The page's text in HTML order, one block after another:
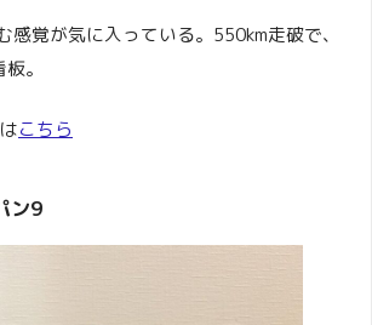
感覚が気に入っている。550km走破で、
。
こちら
ン9